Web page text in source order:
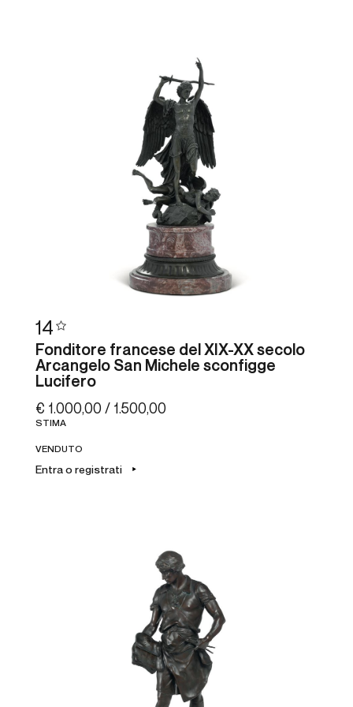
14
Fonditore francese del XIX-XX secolo
Arcangelo San Michele sconfigge
Lucifero
€ 1.000,00 / 1.500,00
STIMA
VENDUTO
Entra o registrati